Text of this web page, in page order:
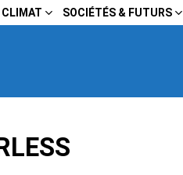
CLIMAT SOCIÉTÉS & FUTURS